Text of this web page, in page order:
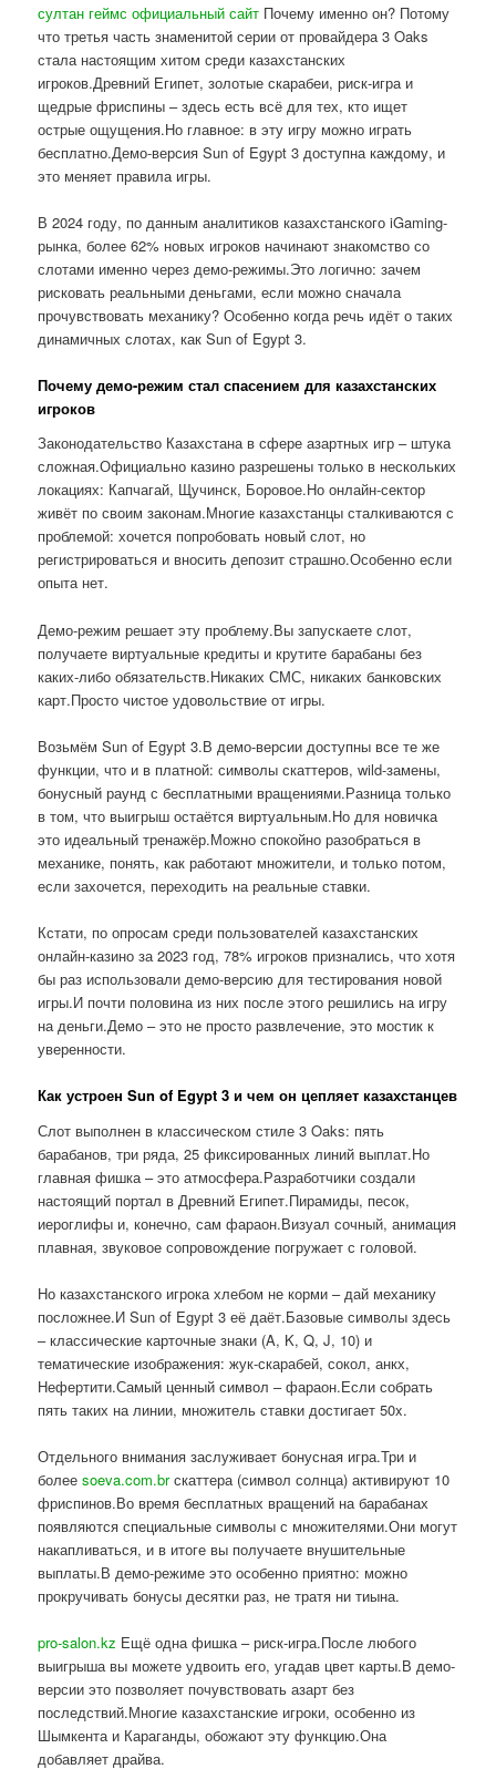
султан геймс официальный сайт Почему именно он? Потому
что третья часть знаменитой серии от провайдера 3 Oaks
стала настоящим хитом среди казахстанских
игроков.Древний Египет, золотые скарабеи, риск-игра и
щедрые фриспины – здесь есть всё для тех, кто ищет
острые ощущения.Но главное: в эту игру можно играть
бесплатно.Демо-версия Sun of Egypt 3 доступна каждому, и
это меняет правила игры.
В 2024 году, по данным аналитиков казахстанского iGaming-
рынка, более 62% новых игроков начинают знакомство со
слотами именно через демо-режимы.Это логично: зачем
рисковать реальными деньгами, если можно сначала
прочувствовать механику? Особенно когда речь идёт о таких
динамичных слотах, как Sun of Egypt 3.
Почему демо-режим стал спасением для казахстанских
игроков
Законодательство Казахстана в сфере азартных игр – штука
сложная.Официально казино разрешены только в нескольких
локациях: Капчагай, Щучинск, Боровое.Но онлайн-сектор
живёт по своим законам.Многие казахстанцы сталкиваются с
проблемой: хочется попробовать новый слот, но
регистрироваться и вносить депозит страшно.Особенно если
опыта нет.
Демо-режим решает эту проблему.Вы запускаете слот,
получаете виртуальные кредиты и крутите барабаны без
каких-либо обязательств.Никаких СМС, никаких банковских
карт.Просто чистое удовольствие от игры.
Возьмём Sun of Egypt 3.В демо-версии доступны все те же
функции, что и в платной: символы скаттеров, wild-замены,
бонусный раунд с бесплатными вращениями.Разница только
в том, что выигрыш остаётся виртуальным.Но для новичка
это идеальный тренажёр.Можно спокойно разобраться в
механике, понять, как работают множители, и только потом,
если захочется, переходить на реальные ставки.
Кстати, по опросам среди пользователей казахстанских
онлайн-казино за 2023 год, 78% игроков признались, что хотя
бы раз использовали демо-версию для тестирования новой
игры.И почти половина из них после этого решились на игру
на деньги.Демо – это не просто развлечение, это мостик к
уверенности.
Как устроен Sun of Egypt 3 и чем он цепляет казахстанцев
Слот выполнен в классическом стиле 3 Oaks: пять
барабанов, три ряда, 25 фиксированных линий выплат.Но
главная фишка – это атмосфера.Разработчики создали
настоящий портал в Древний Египет.Пирамиды, песок,
иероглифы и, конечно, сам фараон.Визуал сочный, анимация
плавная, звуковое сопровождение погружает с головой.
Но казахстанского игрока хлебом не корми – дай механику
посложнее.И Sun of Egypt 3 её даёт.Базовые символы здесь
– классические карточные знаки (A, K, Q, J, 10) и
тематические изображения: жук-скарабей, сокол, анкх,
Нефертити.Самый ценный символ – фараон.Если собрать
пять таких на линии, множитель ставки достигает 50x.
Отдельного внимания заслуживает бонусная игра.Три и
болееsoeva.com.brскаттера (символ солнца) активируют 10
фриспинов.Во время бесплатных вращений на барабанах
появляются специальные символы с множителями.Они могут
накапливаться, и в итоге вы получаете внушительные
выплаты.В демо-режиме это особенно приятно: можно
прокручивать бонусы десятки раз, не тратя ни тиына.
pro-salon.kz Ещё одна фишка – риск-игра.После любого
выигрыша вы можете удвоить его, угадав цвет карты.В демо-
версии это позволяет почувствовать азарт без
последствий.Многие казахстанские игроки, особенно из
Шымкента и Караганды, обожают эту функцию.Она
добавляет драйва.